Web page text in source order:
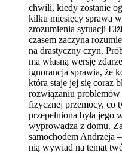
chwili, kiedy zostanie
kilku miesięcy sprawa
zrozumienia sytuacji
czasem zaczyna
na drastyczny czyn.
ma własną wersję
ignorancja sprawia, że
która staje jej się coraz
rozwiązaniu
fizycznej przemocy, co
przepełniona była jego
wyprowadza z domu.
samochodem Andrzeja
nią wywiad na temat